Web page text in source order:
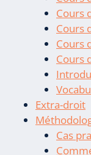
Cours
Cours
Cours
Cours
Extra-droit
Cas